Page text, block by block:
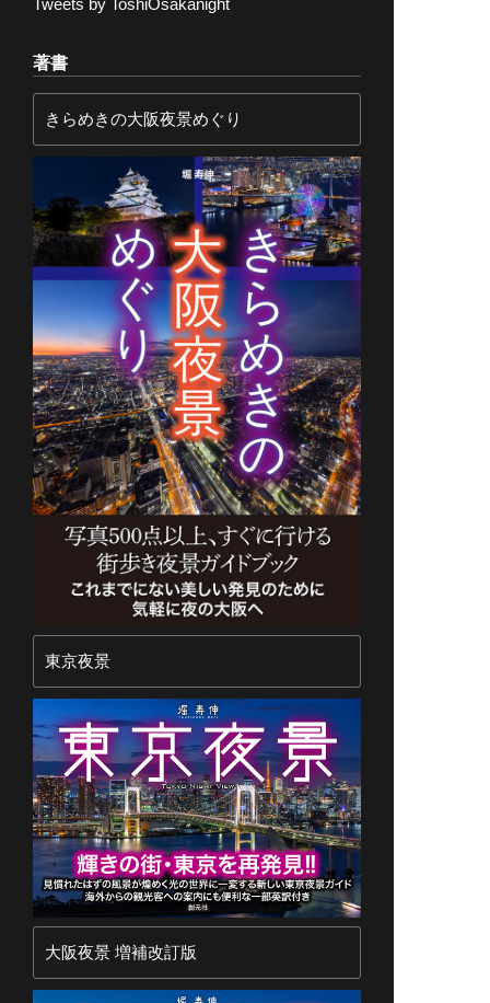
Tweets by ToshiOsakanight
著書
きらめきの大阪夜景めぐり
東京夜景
大阪夜景 増補改訂版